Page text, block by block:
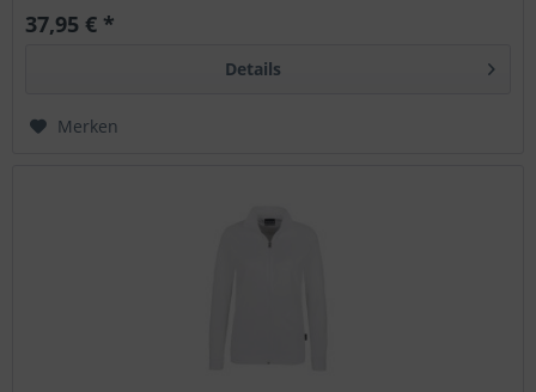
37,95 € *
Details
Merken